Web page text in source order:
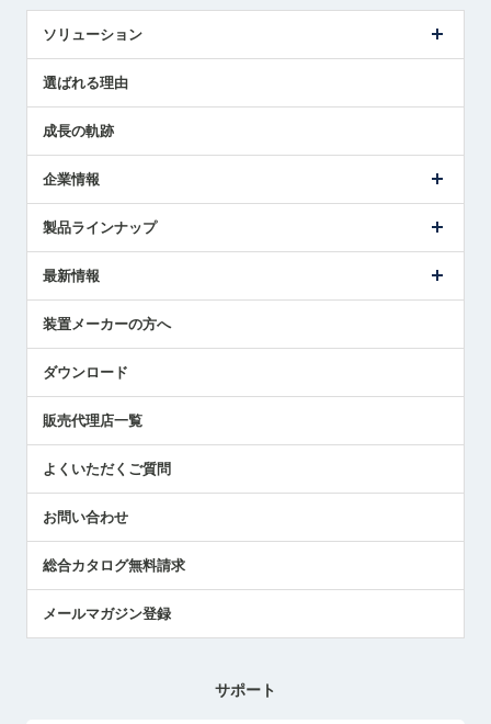
ソリューション
解決策提案
選ばれる理由
成長の軌跡
企業情報
ごあいさつ
受賞履歴
採用情報
国/地域/言語
製品ラインナップ
ツールセッタ製品
エアマイクロセンサ製品
最新情報
メトロールの技術
社員ブログ
中小企業のBCP地震対策
センサのテクニカルガイド
社長ブログ
装置メーカーの方へ
ダウンロード
販売代理店一覧
よくいただくご質問
お問い合わせ
総合カタログ無料請求
メールマガジン登録
サポート